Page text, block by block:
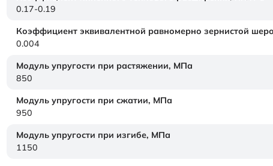
0.17-0.19
Коэффициент эквивалентной равномерно зернистой
0.004
Модуль упругости при растяжении, МПа
850
Модуль упругости при сжатии, МПа
950
Модуль упругости при изгибе, МПа
1150